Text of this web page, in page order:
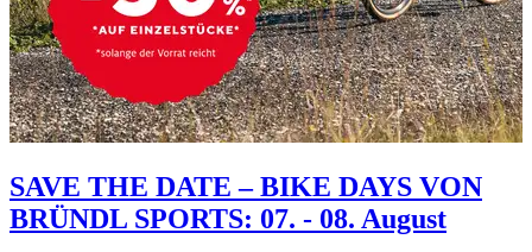
SAVE THE DATE – BIKE DAYS VON
BRÜNDL SPORTS: 07. - 08. August